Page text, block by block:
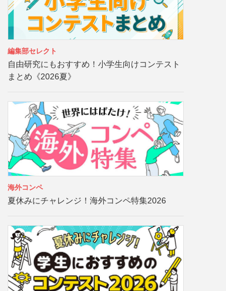
編集部セレクト
自由研究にもおすすめ！小学生向けコンテスト
まとめ《2026夏》
海外コンペ
夏休みにチャレンジ！海外コンペ特集2026